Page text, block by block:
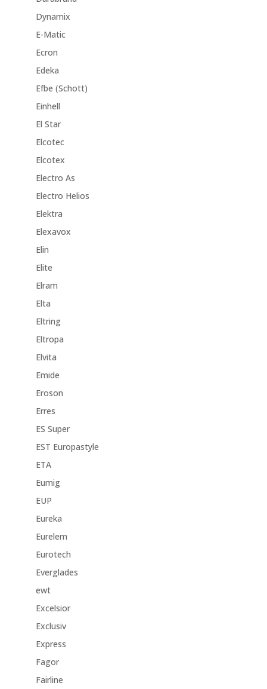
Dynamix
E-Matic
Ecron
Edeka
Efbe (Schott)
Einhell
El Star
Elcotec
Elcotex
Electro As
Electro Helios
Elektra
Elexavox
Elin
Elite
Elram
Elta
Eltring
Eltropa
Elvita
Emide
Eroson
Erres
ES Super
EST Europastyle
ETA
Eumig
EUP
Eureka
Eurelem
Eurotech
Everglades
ewt
Excelsior
Exclusiv
Express
Fagor
Fairline